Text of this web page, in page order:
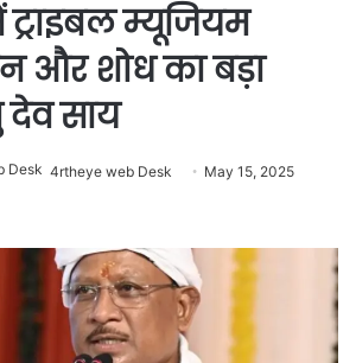
ट्राइबल म्यूजियम
और शोध का बड़ा
देव साय
4rtheye web Desk May 15, 2025